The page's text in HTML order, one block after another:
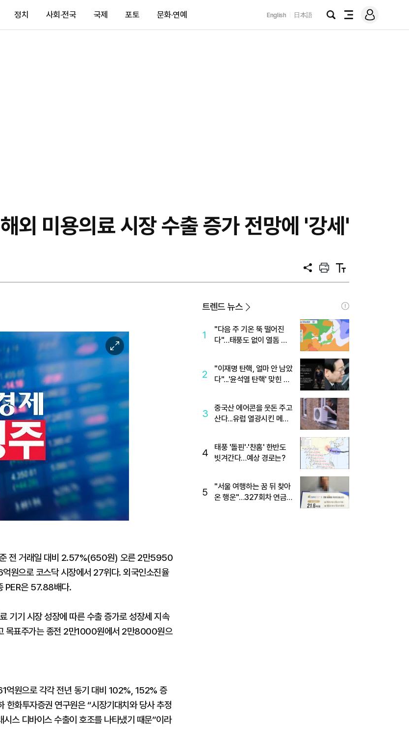
정치 사회·전국 국제 포토 문화·연예 English 日本語
검
전
메
그
미용의료 시장 수출 증가 전망에 '강세'
공
프
트
텍
트
이
미
지
대
준 전 거래일 대비 2.57%(650원) 오른 2만5950
원으로 코스닥 시장에서 27위다. 외국인소진율
PER은 57.88배다.
기기 시장 성장에 따른 수출 증가로 성장세 지속
목표주가는 종전 2만1000원에서 2만8000원으
억원으로 각각 전년 동기 대비 102%, 152% 증
화투자증권 연구원은 “시장기대치와 당사 추정
스 디바이스 수출이 호조를 나타냈기 때문”이라
트렌드 뉴스
1
"다음 주 기온 뚝 떨어진
다"…태풍도 없이 열돔 박
2
"이재명 탄핵, 얼마 안 남았
다"...'윤석열 탄핵' 맞힌 무
3
중국산 에어콘을 웃돈 주고
산다...유럽 열광시킨 메이
4
태풍 '돌핀'·'찬홈' 한반도
빗겨간다…예상 경로는?
5
"서울 여행하는 꿈 뒤 찾아
온 행운"…327회차 연금